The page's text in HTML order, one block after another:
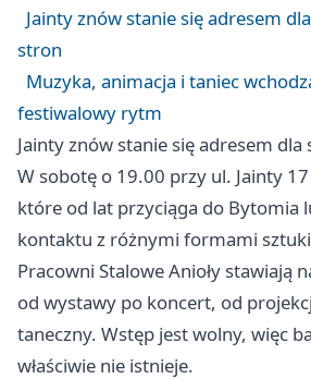
Jainty znów stanie się adresem
stron
Muzyka, animacja i taniec
festiwalowy rytm
Jainty znów stanie się adresem
W sobotę o 19.00 przy ul. Jainty
które od lat przyciąga do Bytomia
kontaktu z różnymi formami
Pracowni Stalowe Anioły stawiają
od wystawy po koncert, od
taneczny. Wstęp jest wolny, więc
właściwie nie istnieje.